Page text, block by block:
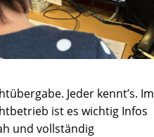
Jeder kennt’s. Im
ist es wichtig Infos
und vollständig